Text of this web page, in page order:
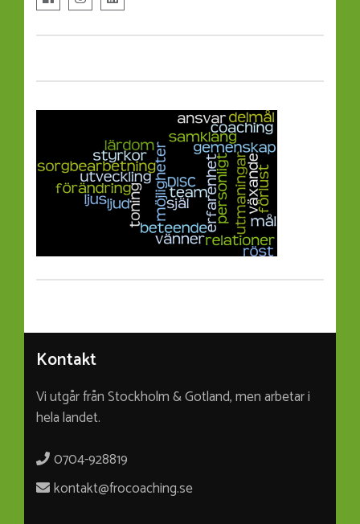
Kontakt
Vi utgår från Stockholm & Gotland, men arbetar i
hela landet.
0704-928819
kontakt@frocoaching.se